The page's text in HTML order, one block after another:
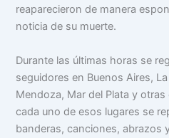
reaparecieron de manera
noticia de su muerte.
Durante las últimas horas se
seguidores en Buenos Aires,
Mendoza, Mar del Plata y
cada uno de esos lugares se
banderas, canciones, abrazos